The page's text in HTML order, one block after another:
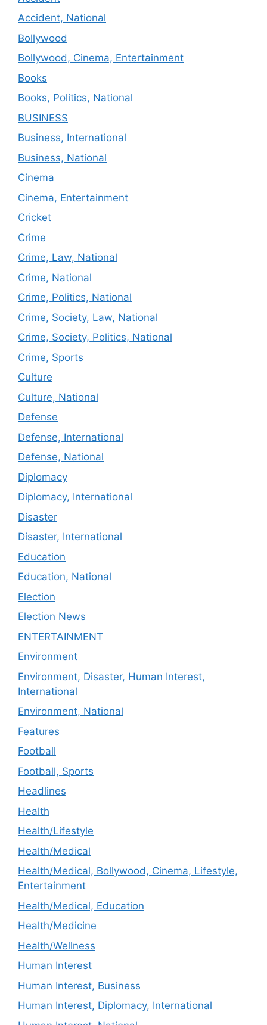
Accident, National
Bollywood
Bollywood, Cinema, Entertainment
Books
Books, Politics, National
BUSINESS
Business, International
Business, National
Cinema
Cinema, Entertainment
Cricket
Crime
Crime, Law, National
Crime, National
Crime, Politics, National
Crime, Society, Law, National
Crime, Society, Politics, National
Crime, Sports
Culture
Culture, National
Defense
Defense, International
Defense, National
Diplomacy
Diplomacy, International
Disaster
Disaster, International
Education
Education, National
Election
Election News
ENTERTAINMENT
Environment
Environment, Disaster, Human Interest,
International
Environment, National
Features
Football
Football, Sports
Headlines
Health
Health/Lifestyle
Health/Medical
Health/Medical, Bollywood, Cinema, Lifestyle,
Entertainment
Health/Medical, Education
Health/Medicine
Health/Wellness
Human Interest
Human Interest, Business
Human Interest, Diplomacy, International